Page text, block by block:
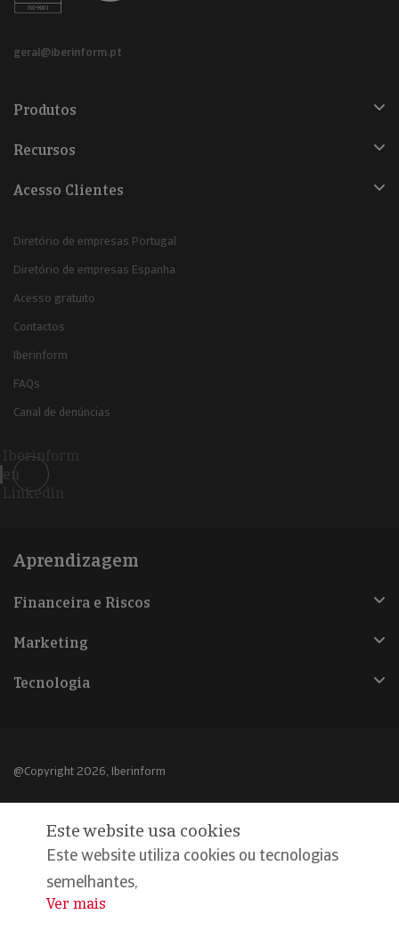
geral@iberinform.pt
Produtos
Recursos
Acesso Clientes
Diretório de empresas Portugal
Diretório de empresas Espanha
Acesso gratuito
Contactos
Iberinform
FAQs
Canal de denúncias
Iberinform
en
Linkedin
Aprendizagem
Financeira e Riscos
Marketing
Tecnologia
@Copyright 2026, Iberinform
Declaração de privacidade
Compromisso qualidade e segurança
Este website usa cookies
Este website utiliza cookies ou tecnologias
semelhantes,
...
Ver mais